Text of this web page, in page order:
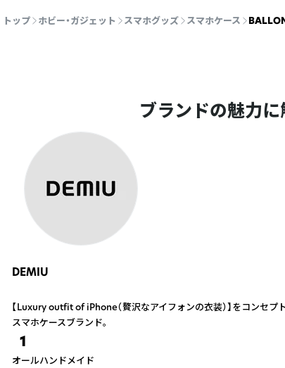
トップ ホビー・ガジェット スマホグッズ スマホケース
ブランドの魅力に
DEMIU
【Luxury outfit of iPhone（贅沢なアイフォンの衣装）】をコンセプ
スマホケースブランド。
1
オールハンドメイド